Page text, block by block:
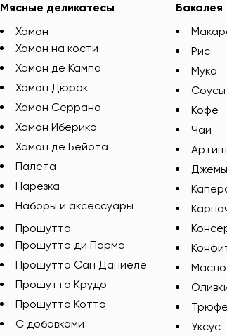
Мясные деликатесы
Хамон
Хамон на кости
Хамон де Кампо
Хамон Дюрок
Хамон Серрано
Хамон Иберико
Хамон де Бейота
Палета
Нарезка
Наборы и аксессуары
Прошутто
Прошутто ди Парма
Прошутто Сан Даниеле
Прошутто Крудо
Прошутто Котто
С добавками
Бакалея
Рис
Мука
Соусы
Кофе
Чай
Джемы
Масло
Уксус